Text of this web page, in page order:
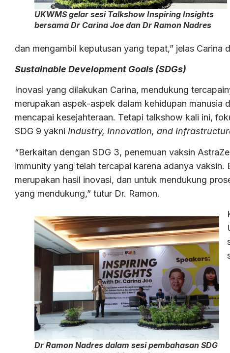
UKWMS gelar sesi Talkshow Inspiring Insights
bersama Dr Carina Joe dan Dr Ramon Nadres
dan mengambil keputusan yang tepat,” jelas Carina
Sustainable Development Goals (SDGs)
Inovasi yang dilakukan Carina, mendukung
merupakan aspek-aspek dalam kehidupan manusia
mencapai kesejahteraan. Tetapi talkshow kali ini,
SDG 9 yakni Industry, Innovation, and
“Berkaitan dengan SDG 3, penemuan vaksin
immunity yang telah tercapai karena adanya
merupakan hasil inovasi, dan untuk mendukung
yang mendukung,” tutur Dr. Ramon.
Dr Ramon Nadres dalam sesi pembahasan SDG